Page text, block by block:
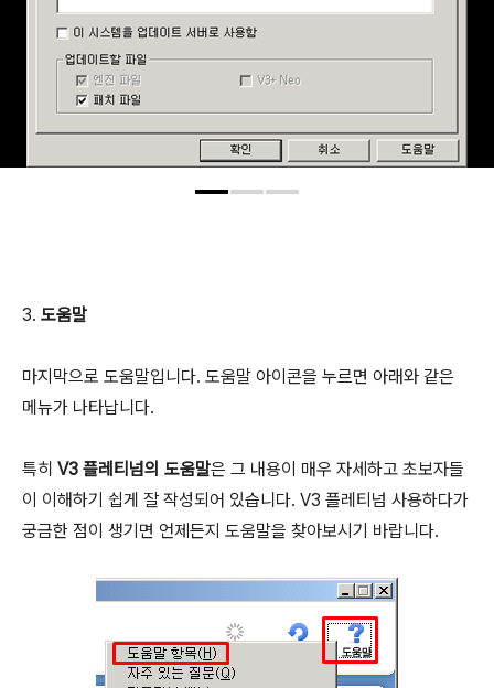
3. 도움말
마지막으로 도움말입니다. 도움말 아이콘을 누르면 아래와 같은
메뉴가 나타납니다.
특히 V3 플레티넘의 도움말은 그 내용이 매우 자세하고 초보자들
이 이해하기 쉽게 잘 작성되어 있습니다. V3 플레티넘 사용하다가
궁금한 점이 생기면 언제든지 도움말을 찾아보시기 바랍니다.